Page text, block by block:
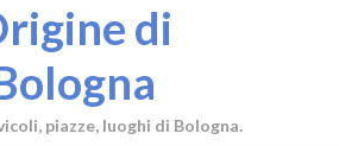
di
piazze, luoghi di Bologna.